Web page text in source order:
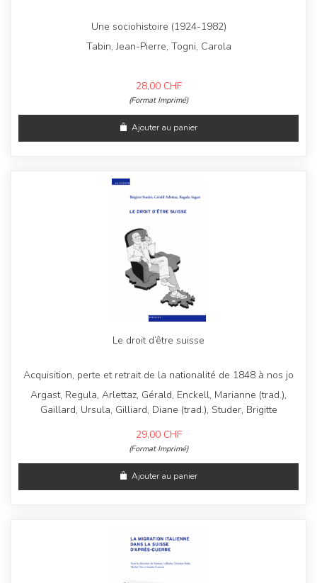
Une sociohistoire (1924-1982)
Tabin, Jean-Pierre, Togni, Carola
28,00 CHF
(Format Imprimé)
Ajouter au panier
Le droit d’être suisse
Acquisition, perte et retrait de la nationalité de 1848 à nos jo
Argast, Regula, Arlettaz, Gérald, Enckell, Marianne (trad.),
Gaillard, Ursula, Gilliard, Diane (trad.), Studer, Brigitte
29,00 CHF
(Format Imprimé)
Ajouter au panier